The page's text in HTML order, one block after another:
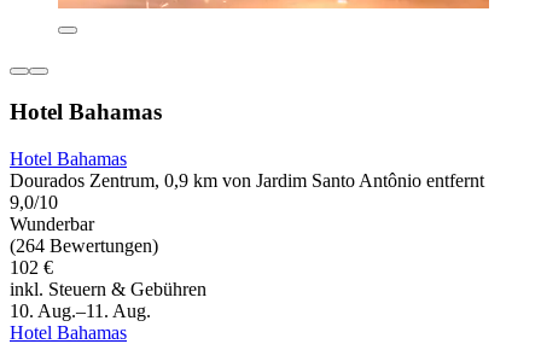
Hotel Bahamas
Hotel Bahamas
Dourados Zentrum, 0,9 km von Jardim Santo Antônio entfernt
9,0/10
Wunderbar
(264 Bewertungen)
102 €
inkl. Steuern & Gebühren
10. Aug.–11. Aug.
Hotel Bahamas